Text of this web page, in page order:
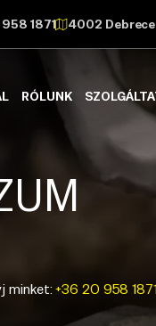
1871 4002
RÓLUNK
minket:+36 20 958